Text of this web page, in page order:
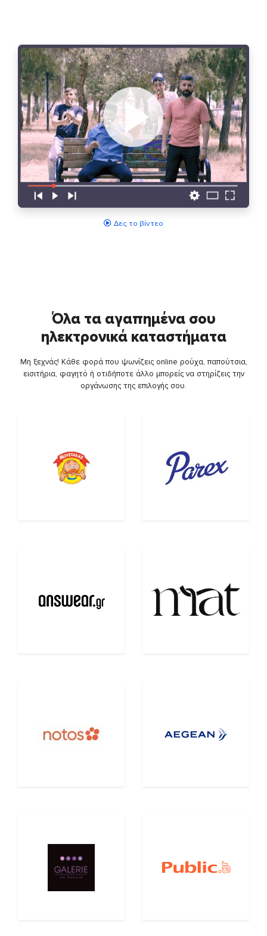
Δες το βίντεο
Όλα τα αγαπημένα σου
ηλεκτρονικά καταστήματα
Μη ξεχνάς! Κάθε φορά που ψωνίζεις online ρούχα, παπούτσια,
εισιτήρια, φαγητό ή οτιδήποτε άλλο μπορείς να στηρίζεις την
οργάνωσης της επιλογής σου.